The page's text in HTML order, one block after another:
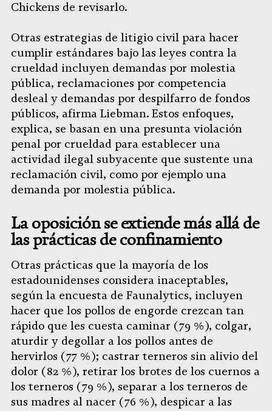
Chickens de revisarlo.
Otras estrategias de litigio civil para hacer
cumplir estándares bajo las leyes contra la
crueldad incluyen demandas por molestia
pública, reclamaciones por competencia
desleal y demandas por despilfarro de fondos
públicos, afirma Liebman. Estos enfoques,
explica, se basan en una presunta violación
penal por crueldad para establecer una
actividad ilegal subyacente que sustente una
reclamación civil, como por ejemplo una
demanda por molestia pública.
La oposición se extiende más allá de
las prácticas de confinamiento
Otras prácticas que la mayoría de los
estadounidenses considera inaceptables,
según la encuesta de Faunalytics, incluyen
hacer que los pollos de engorde crezcan tan
rápido que les cuesta caminar (79 %), colgar,
aturdir y degollar a los pollos antes de
hervirlos (77 %); castrar terneros sin alivio del
dolor (82 %), retirar los brotes de los cuernos a
los terneros (79 %), separar a los terneros de
sus madres al nacer (76 %), despicar a las